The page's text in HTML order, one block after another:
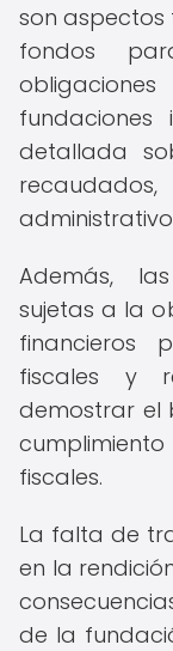
son aspectos
fondos
detallada
Además,
sujetas a la
financieros
fiscales y
demostrar el
fiscales.
La falta de
en la
de la